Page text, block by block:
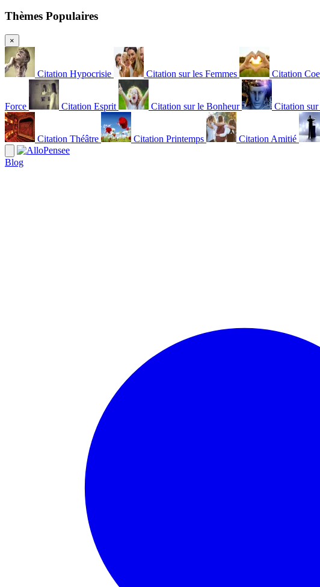
Thèmes Populaires
×
Citation Hypocrisie Citation sur les Femmes Citation
Force Citation Esprit Citation sur le Bonheur Citation
Citation Théâtre Citation Printemps Citation Amitié
Blog